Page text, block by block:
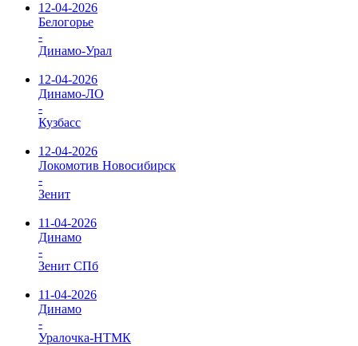
12-04-2026
Белогорье
-
Динамо-Урал
12-04-2026
Динамо-ЛО
-
Кузбасс
12-04-2026
Локомотив Новосибирск
-
Зенит
11-04-2026
Динамо
-
Зенит СПб
11-04-2026
Динамо
-
Уралочка-НТМК